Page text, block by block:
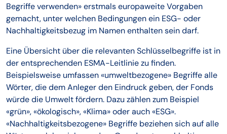
Begriffe verwenden» erstmals europaweite Vorgaben
gemacht, unter welchen Bedingungen ein ESG- oder
Nachhaltigkeitsbezug im Namen enthalten sein darf.
Eine Übersicht über die relevanten Schlüsselbegriffe ist in
der entsprechenden ESMA-Leitlinie zu finden.
Beispielsweise umfassen «umweltbezogene» Begriffe alle
Wörter, die dem Anleger den Eindruck geben, der Fonds
würde die Umwelt fördern. Dazu zählen zum Beispiel
«grün», «ökologisch», «Klima» oder auch «ESG».
«Nachhaltigkeitsbezogene» Begriffe beziehen sich auf alle